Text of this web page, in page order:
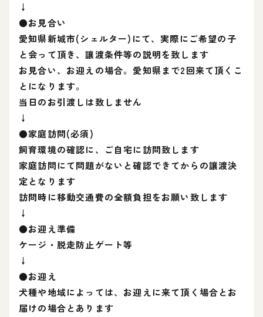
↓
●お見合い
愛知県新城市(シェルター)にて、実際にご希望の子
と会って頂き、讓渡条件等の説明を致します
お見合い、お迎えの場合。愛知県まで2回来て頂くこ
とになります。
当日のお引渡しは致しません
↓
●家庭訪問(必須)
飼育環境の確認に、ご自宅に訪問致します
家庭訪問にて問題がないと確認できてからの讓渡決
定となります
訪問時に移動交通費の全額負担をお願い致します
↓
●お迎え準備
ケージ・脱走防止ゲート等
↓
●お迎え
犬種や地域によっては、お迎えに来て頂く場合とお
届けの場合とあります